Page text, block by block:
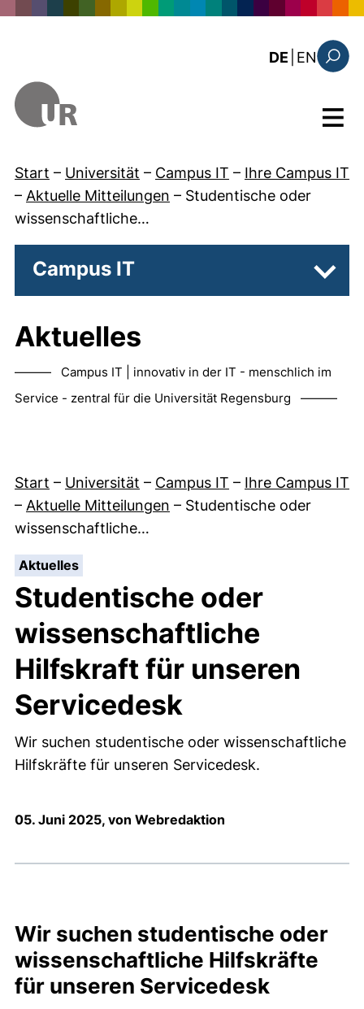
DE EN: the
Menü
Start – Universität – Campus IT – Ihre Campus IT
– Aktuelle Mitteilungen – Studentische oder
wissenschaftliche…
Campus IT
Aktuelles
——— Campus IT | innovativ in der IT - menschlich im
Service - zentral für die Universität Regensburg ———
Start – Universität – Campus IT – Ihre Campus IT
– Aktuelle Mitteilungen – Studentische oder
wissenschaftliche…
Aktuelles:
Studentische oder
wissenschaftliche
Hilfskraft für unseren
Servicedesk
Wir suchen studentische oder wissenschaftliche
Hilfskräfte für unseren Servicedesk.
05. Juni 2025, von Webredaktion
Wir suchen studentische oder
wissenschaftliche Hilfskräfte
für unseren Servicedesk